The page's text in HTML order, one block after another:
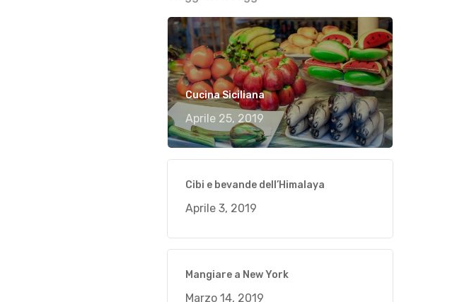
Cucina Siciliana
Aprile 25, 2019
Cibi e bevande dell’Himalaya
Aprile 3, 2019
Mangiare a New York
Marzo 14, 2019